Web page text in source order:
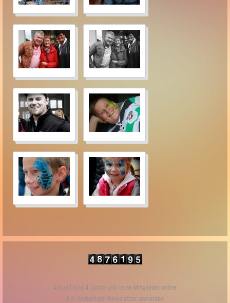
Aktuell sind 4 Gäste und keine Mitglieder online
Für Grubertaler Newsletter anmelden